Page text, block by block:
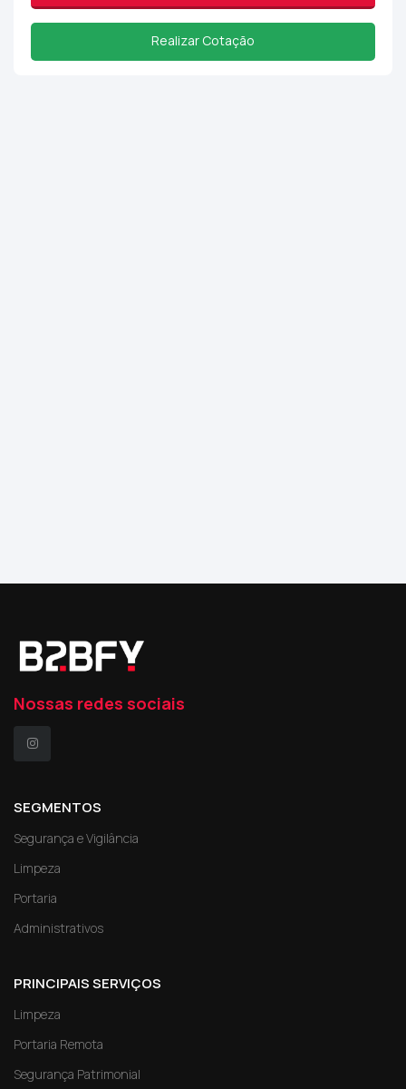
Realizar Cotação
Nossas redes sociais
SEGMENTOS
Segurança e Vigilância
Limpeza
Portaria
Administrativos
PRINCIPAIS SERVIÇOS
Limpeza
Portaria Remota
Segurança Patrimonial